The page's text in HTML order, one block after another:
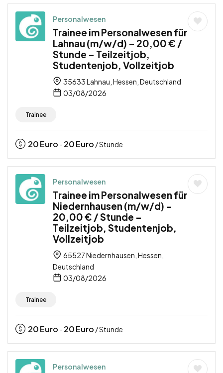
Personalwesen
Trainee im Personalwesen für
Lahnau (m/w/d) – 20,00 € /
Stunde – Teilzeitjob,
Studentenjob, Vollzeitjob
35633 Lahnau, Hessen, Deutschland
03/08/2026
Trainee
20Euro - 20Euro / Stunde
Personalwesen
Trainee im Personalwesen für
Niedernhausen (m/w/d) –
20,00 € / Stunde –
Teilzeitjob, Studentenjob,
Vollzeitjob
65527 Niedernhausen, Hessen,
Deutschland
03/08/2026
Trainee
20Euro - 20Euro / Stunde
Personalwesen